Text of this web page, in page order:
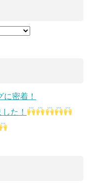
密着！
た！